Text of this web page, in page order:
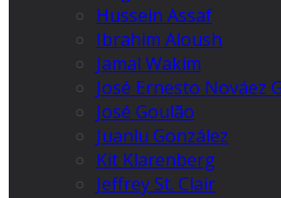
Hussein Assaf
Ibrahim Aloush
Jamal Wakim
José Ernesto Nováez
José Goulão
Juanlu González
Kit Klarenberg
Jeffrey St. Clair